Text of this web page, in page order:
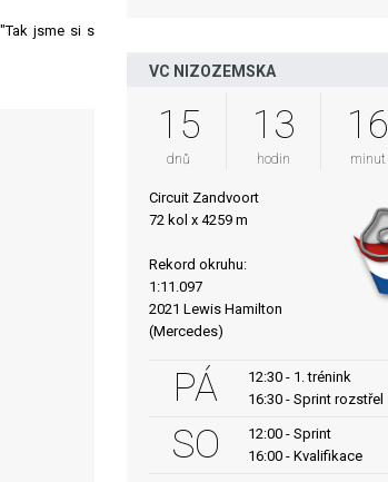
jsme si s
VC NIZOZEMSKA
15
dnů
13
hodin
16
minut
Circuit Zandvoort
72 kol x 4259 m
Rekord okruhu:
1:11.097
2021 Lewis Hamilton
(Mercedes)
PÁ
12:30 - 1. trénink
16:30 - Sprint rozstřel
SO
12:00 - Sprint
16:00 - Kvalifikace